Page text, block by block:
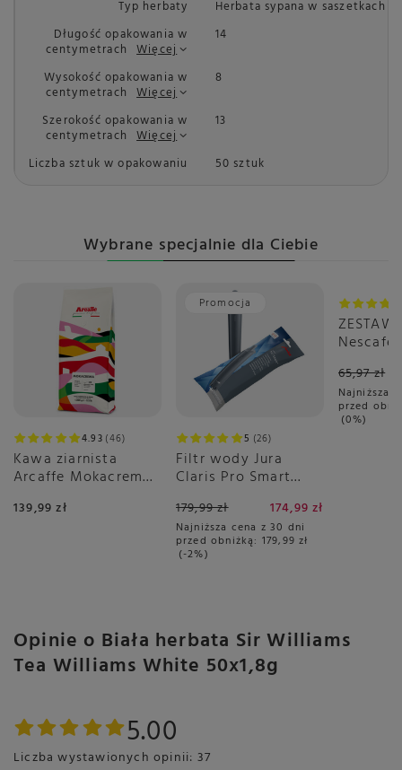
Typ herbaty
Herbata sypana w saszetkach
Długość opakowania w
centymetrach Więcej
14
Wysokość opakowania w
centymetrach Więcej
8
Szerokość opakowania w
centymetrach Więcej
13
Liczba sztuk w opakowaniu 50 sztuk
Wybrane specjalnie dla Ciebie
4.93 46
Kawa ziarnista
Arcaffe Mokacrema
139,99 zł
Promocja
5 26
Filtr wody Jura
Claris Pro Smart
179,99 zł 174,99 zł
Najniższa cena z 30 dni
przed obniżką: 179,99 zł
-2%
Okazja
Nescafé
sztuk
65,97 zł
Najniższa
przed
0%
Opinie o Biała herbata Sir Williams
Tea Williams White 50x1,8g
5.00
Liczba wystawionych opinii: 37